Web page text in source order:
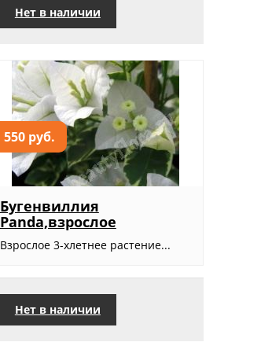
Нет в наличии
550 руб.
Бугенвиллия
Panda,взрослое
Взрослое 3-хлетнее растение...
Нет в наличии